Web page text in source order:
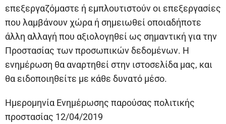
επεξεργαζόμαστε ή εμπλουτιστούν οι επεξεργασίες
που λαμβάνουν χώρα ή σημειωθεί οποιαδήποτε
άλλη αλλαγή που αξιολογηθεί ως σημαντική για την
Προστασίας των προσωπικών δεδομένων. Η
ενημέρωση θα αναρτηθεί στην ιστοσελίδα μας, και
θα ειδοποιηθείτε με κάθε δυνατό μέσο.
Ημερομηνία Ενημέρωσης παρούσας πολιτικής
προστασίας 12/04/2019